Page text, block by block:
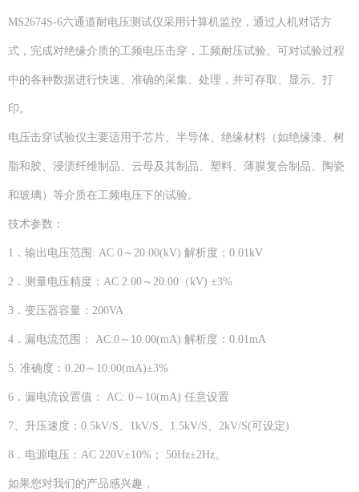
MS2674S-6六通道耐电压测试仪采用计算机监控，通过人机对话方
式，完成对绝缘介质的工频电压击穿，工频耐压试验。可对试验过程
中的各种数据进行快速、准确的采集、处理，并可存取、显示、打
印。
电压击穿试验仪主要适用于芯片、半导体、绝缘材料（如绝缘漆、树
脂和胶、浸渍纤维制品、云母及其制品、塑料、薄膜复合制品、陶瓷
和玻璃）等介质在工频电压下的试验。
技术参数：
1．输出电压范围: AC 0～20.00(kV) 解析度：0.01kV
2．测量电压精度：AC 2.00～20.00（kV) ±3%
3．变压器容量：200VA
4．漏电流范围： AC:0～10.00(mA) 解析度：0.01mA
5. 准确度：0.20～10.00(mA)±3%
6．漏电流设置值： AC: 0～10(mA) 任意设置
7、升压速度：0.5kV/S、1kV/S、1.5kV/S、2kV/S(可设定)
8．电源电压：AC 220V±10%； 50Hz±2Hz。
如果您对我们的产品感兴趣，